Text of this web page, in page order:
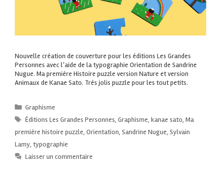
Nouvelle création de couverture pour les éditions Les Grandes
Personnes avec l’aide de la typographie Orientation de Sandrine
Nugue. Ma première Histoire puzzle version Nature et version
Animaux de Kanae Sato. Très jolis puzzle pour les tout petits.
Graphisme
Éditions Les Grandes Personnes,Graphisme,kanae sato,Ma
première histoire puzzle, Orientation, Sandrine Nugue, Sylvain
Lamy, typographie
Laisser un commentaire